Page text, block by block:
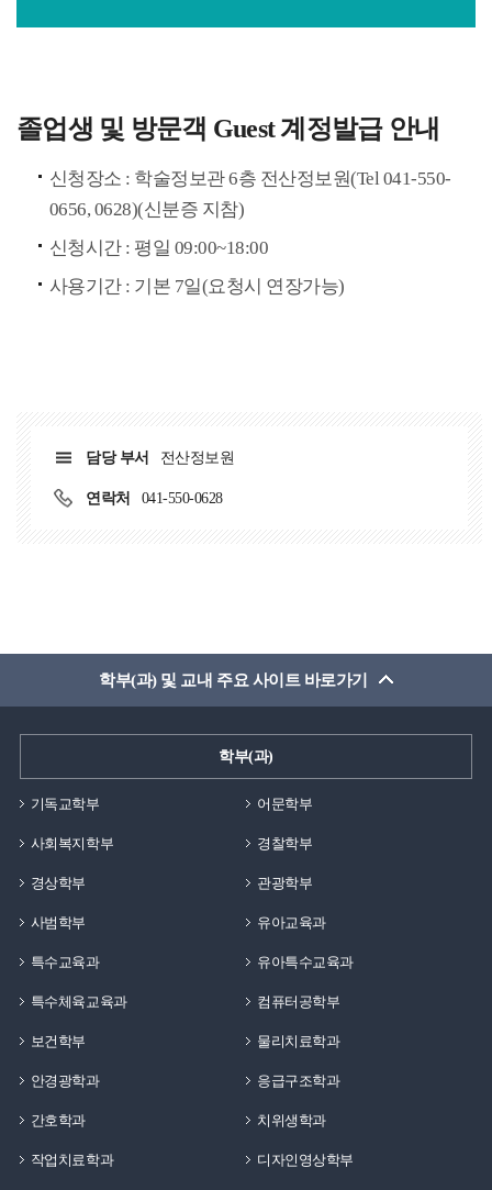
졸업생 및 방문객 Guest 계정발급 안내
신청장소 : 학술정보관 6층 전산정보원(Tel 041-550-
0656, 0628)(신분증 지참)
신청시간 : 평일 09:00~18:00
사용기간 : 기본 7일(요청시 연장가능)
담당 부서 전산정보원
연락처 041-550-0628
학부(과) 및 교내 주요 사이트 바로가기
학부(과)
기독교학부 어문학부
사회복지학부 경찰학부
경상학부 관광학부
사범학부 유아교육과
특수교육과 유아특수교육과
특수체육교육과 컴퓨터공학부
보건학부 물리치료학과
안경광학과 응급구조학과
간호학과 치위생학과
작업치료학과 디자인영상학부